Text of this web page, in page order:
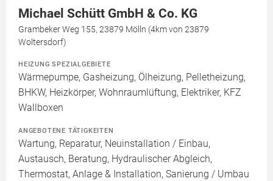
Michael Schütt GmbH & Co. KG
Grambeker Weg 155, 23879 Mölln (4km von 23879
Woltersdorf)
HEIZUNG SPEZIALGEBIETE
Wärmepumpe, Gasheizung, Ölheizung, Pelletheizung,
BHKW, Heizkörper, Wohnraumlüftung, Elektriker, KFZ
Wallboxen
ANGEBOTENE TÄTIGKEITEN
Wartung, Reparatur, Neuinstallation / Einbau,
Austausch, Beratung, Hydraulischer Abgleich,
Thermostat, Anlage & Installation, Sanierung / Umbau